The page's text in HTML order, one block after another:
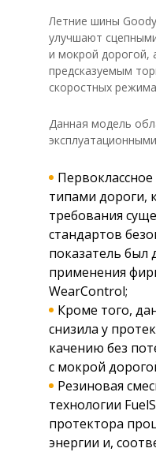
Летние шины
улучшают
и мокрой дорогой,
предсказуемым
скоростных
Данная модель
типами дороги,
требования
стандартов
показатель был
применения
WearControl;
Кроме того,
снизила у
качению без
с мокрой
Резиновая
технологии
протектора
энергии и,